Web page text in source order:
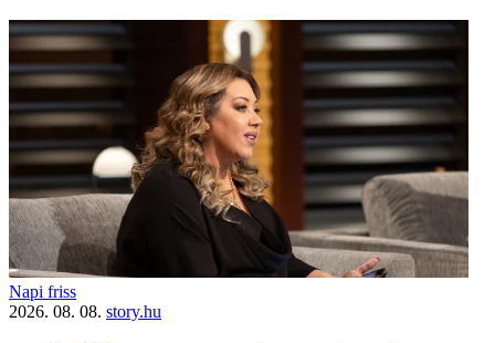
Napi friss
2026. 08. 08. story.hu